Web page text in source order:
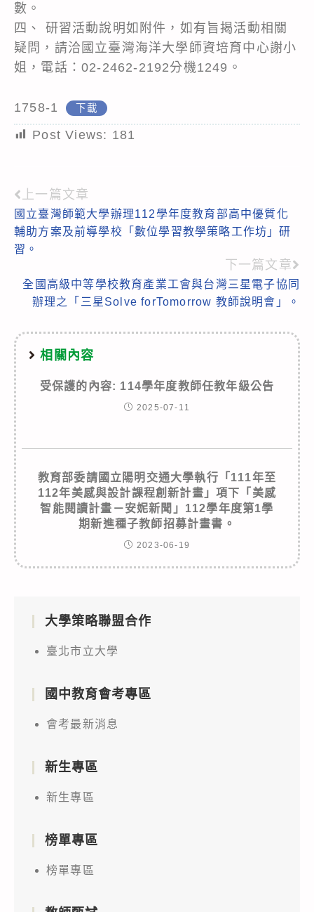
數。
四、 研習活動說明如附件，如有旨揭活動相關
疑問，請洽國立臺灣海洋大學師資培育中心謝小
姐，電話：02-2462-2192分機1249。
1758-1 下載
Post Views: 181
Read
more
articles
上一篇文章
國立臺灣師範大學辦理112學年度教育部高中優質化
輔助方案及前導學校「數位學習教學策略工作坊」研
習。
下一篇文章
全國高級中等學校教育產業工會與台灣三星電子協同
辦理之「三星Solve forTomorrow 教師說明會」。
相關內容
受保護的內容: 114學年度教師任教年級公告
2025-07-11
教育部委請國立陽明交通大學執行「111年至
112年美感與設計課程創新計畫」項下「美感
智能閱讀計畫－安妮新聞」112學年度第1學
期新進種子教師招募計畫書。
2023-06-19
大學策略聯盟合作
臺北市立大學
國中教育會考專區
會考最新消息
新生專區
新生專區
榜單專區
榜單專區